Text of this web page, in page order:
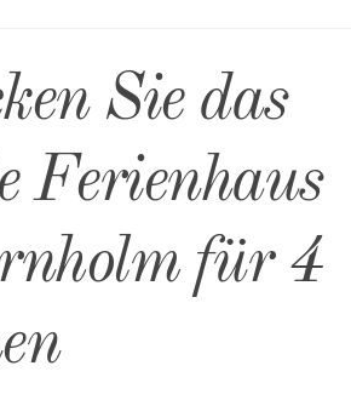
Sie das
Ferienhaus
für 4